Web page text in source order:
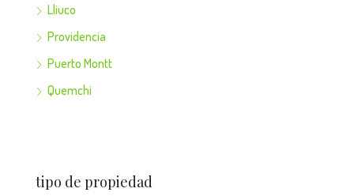
Lliuco
Providencia
Puerto Montt
Quemchi
tipo de propiedad